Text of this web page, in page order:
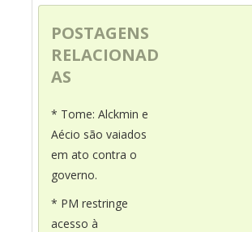
POSTAGENS
RELACIONAD
AS
* Tome: Alckmin e
Aécio são vaiados
em ato contra o
governo.
* PM restringe
acesso à